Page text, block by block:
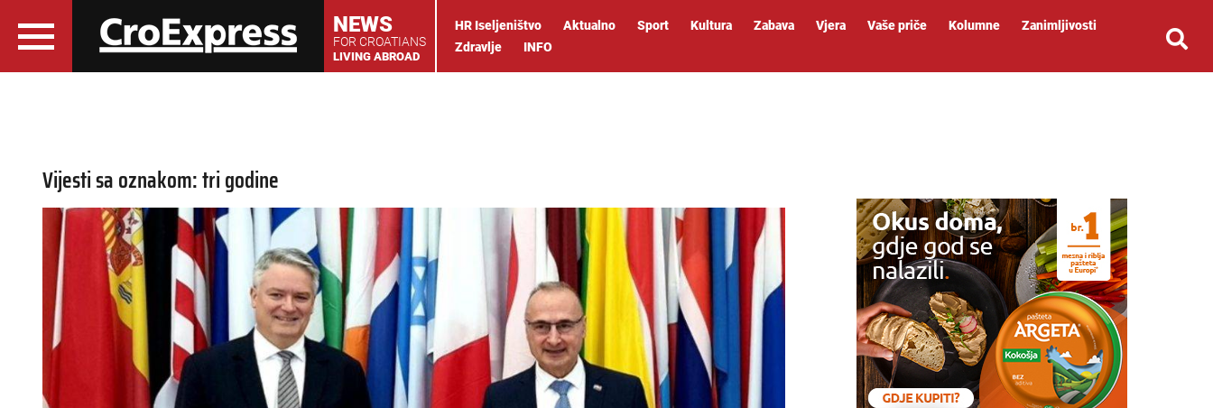
NEWS
FOR CROATIANS
LIVING ABROAD
HR Iseljeništvo Aktualno Sport Kultura Zabava Vjera Vaše priče Kolumne
Zanimljivosti
Zdravlje
INFO
Vijesti sa oznakom: tri godine